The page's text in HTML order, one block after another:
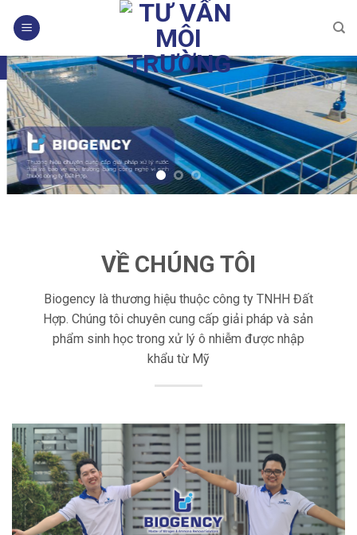
VỀ CHÚNG TÔI
Biogency là thương hiệu thuộc công ty TNHH Đất
Hợp. Chúng tôi chuyên cung cấp giải pháp và sản
phẩm sinh học trong xử lý ô nhiễm được nhập
khẩu từ Mỹ